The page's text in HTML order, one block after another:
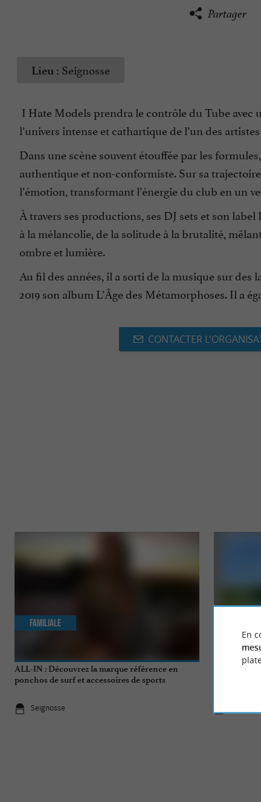
Partager
Lieu : Seignosse
I Hate Models prendra le contrôle du Tube avec
l’univers intense et cathartique de l’un des
Dans une scène souvent étouffée par les
authentique et non-conformiste. Sur sa
l’émotion, transformant l’énergie du club en un
À travers ses productions, ses DJ sets et son
à la mélancolie, de la solitude à la brutalité,
ombre et lumière.
Au fil des années, il a sorti de la musique sur des
2019 son album L’Âge des Métamorphoses. Il a
CONTACTER
ALL-IN : Découvrez la marque référence en
ponchos de surf et accessoires de sports
Seignosse
Familiale
En